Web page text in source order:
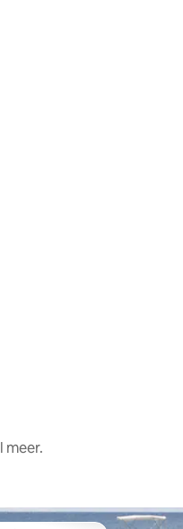
meer.